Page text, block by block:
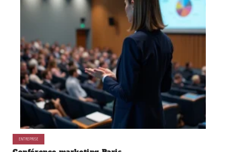
ENTREPRISE